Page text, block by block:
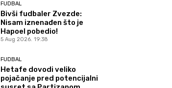
FUDBAL
Bivši fudbaler Zvezde:
Nisam iznenađen što je
Hapoel pobedio!
5 Aug 2026. 19:38
FUDBAL
Hetafe dovodi veliko
pojačanje pred potencijalni